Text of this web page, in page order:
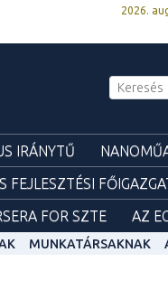
2026.
IRÁNYTŰ
FEJLESZTÉSI
FOR SZTE AZ
MUNKATÁRSAKNAK